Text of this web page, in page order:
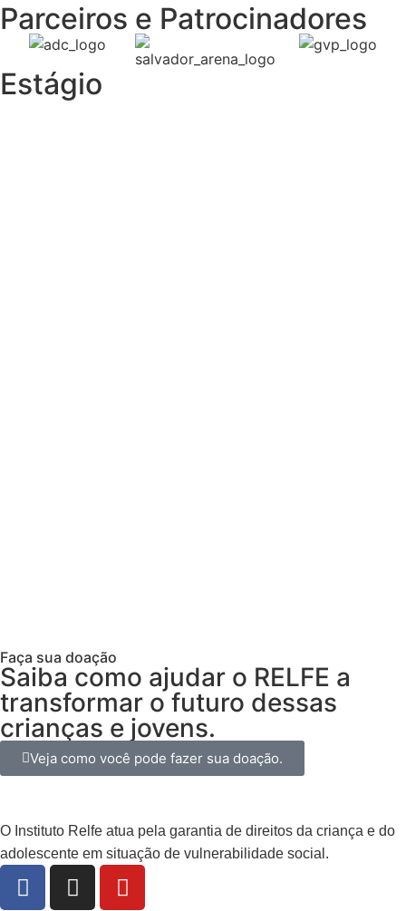
Parceiros e Patrocinadores
Estágio
Faça sua doação
Saiba como ajudar o RELFE a
transformar o futuro dessas
crianças e jovens.
Veja como você pode fazer sua doação.
O Instituto Relfe atua pela garantia de direitos da criança e do
adolescente em situação de vulnerabilidade social.